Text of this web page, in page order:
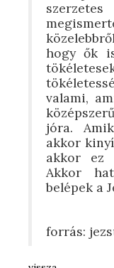
hogy ők
valami,
jóra.
akkor
akkor ez
Akkor
belépek a
forrás: